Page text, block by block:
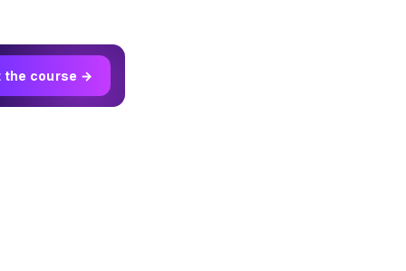
the course →